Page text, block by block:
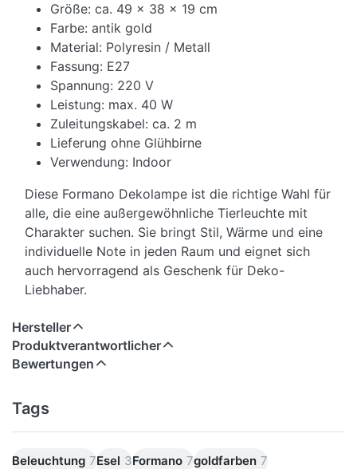
Größe: ca. 49 x 38 x 19 cm
Farbe: antik gold
Material: Polyresin / Metall
Fassung: E27
Spannung: 220 V
Leistung: max. 40 W
Zuleitungskabel: ca. 2 m
Lieferung ohne Glühbirne
Verwendung: Indoor
Diese Formano Dekolampe ist die richtige Wahl für
alle, die eine außergewöhnliche Tierleuchte mit
Charakter suchen. Sie bringt Stil, Wärme und eine
individuelle Note in jeden Raum und eignet sich
auch hervorragend als Geschenk für Deko-
Liebhaber.
Hersteller
Produktverantwortlicher
Bewertungen
Tags
Beleuchtung 7Esel 3Formano 7goldfarben 7